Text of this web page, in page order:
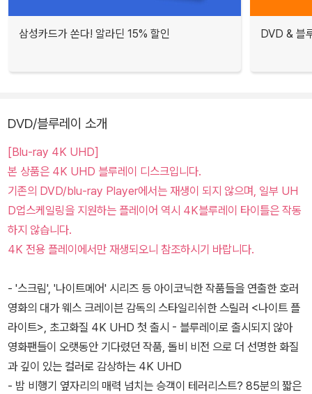
삼성카드가 쏜다! 알라딘 15% 할인 DVD & 블
DVD/블루레이 소개
[Blu-ray 4K UHD]
본 상품은 4K UHD 블루레이 디스크입니다.
기존의 DVD/blu-ray Player에서는 재생이 되지 않으며, 일부 UH
D업스케일링을 지원하는 플레이어 역시 4K블루레이 타이틀은 작동
하지 않습니다.
4K 전용 플레이에서만 재생되오니 참조하시기 바랍니다.
- '스크림', '나이트메어' 시리즈 등 아이코닉한 작품들을 연출한 호러
영화의 대가 웨스 크레이븐 감독의 스타일리쉬한 스릴러 <나이트 플
라이트>, 초고화질 4K UHD 첫 출시 - 블루레이로 출시되지 않아
영화팬들이 오랫동안 기다렸던 작품, 돌비 비전 으로 더 선명한 화질
과 깊이 있는 컬러로 감상하는 4K UHD
- 밤 비행기 옆자리의 매력 넘치는 승객이 테러리스트? 85분의 짧은